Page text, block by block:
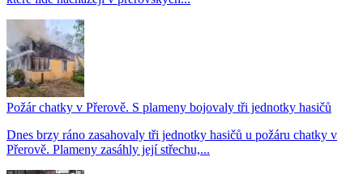
Požár chatky v Přerově. S plameny bojovaly tři jednotky hasičů
Dnes brzy ráno zasahovaly tři jednotky hasičů u požáru chatky v
Přerově. Plameny zasáhly její střechu,...